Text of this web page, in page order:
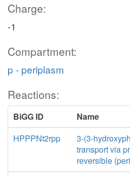
Charge:
-1
Compartment:
p - periplasm
Reactions:
BiGG ID
Name
HPPPNt2rpp
3-(3-
transport via
reversible